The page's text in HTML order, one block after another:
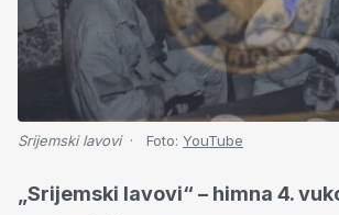
Srijemski lavovi Foto: YouTube
„Srijemski lavovi“ – himna 4.